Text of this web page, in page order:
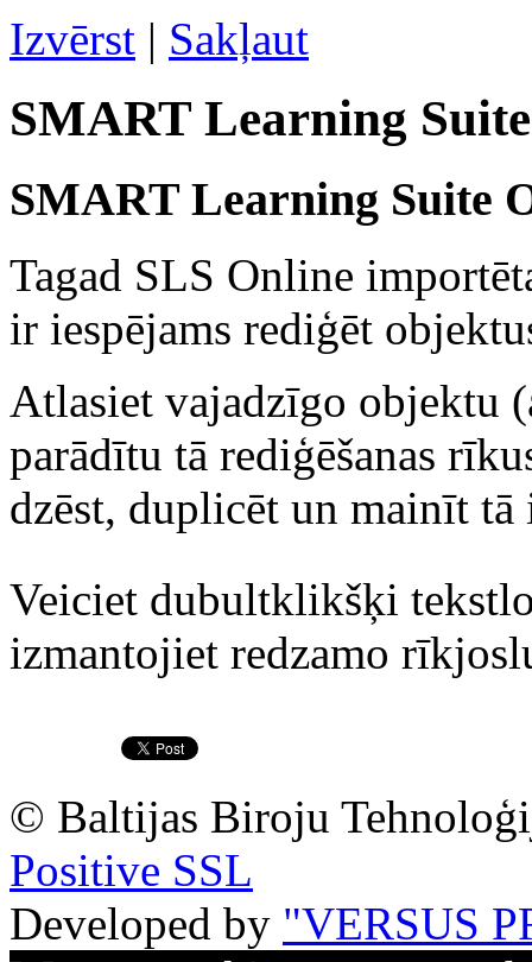
Izvērst | Sakļaut
SMART Learning
SMART Learning Suite
Tagad SLS Online
ir iespējams rediģēt
Atlasiet vajadzīgo objektu
parādītu tā rediģēšanas
dzēst, duplicēt un mainīt tā
Veiciet dubultklikšķi
izmantojiet redzamo
© Baltijas Biroju
Positive SSL
Developed by "VERSUS